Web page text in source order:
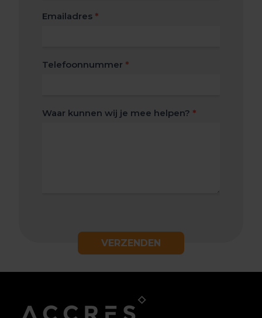
Emailadres *
Telefoonnummer *
Waar kunnen wij je mee helpen? *
VERZENDEN